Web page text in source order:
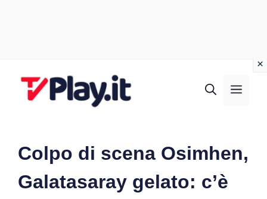
Colpo di scena Osimhen,
Galatasaray gelato: c’è